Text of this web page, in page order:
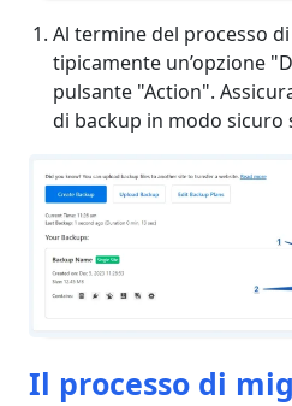
Al termine del processo
tipicamente un’opzione
pulsante "Action".
di backup in modo sicuro
Il processo di